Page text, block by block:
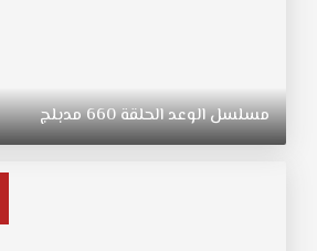
مسلسلالوعدالحلقة660مدبلج